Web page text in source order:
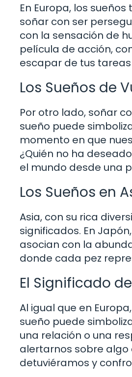
En Europa, los
soñar con ser
con la sensación de
película de acción,
escapar de tus
Los Sueños de
Por otro lado, soñar
sueño puede
momento en que
¿Quién no ha
el mundo desde una
Los Sueños en
Asia, con su rica
significados. En
asocian con la
donde cada pez
El Significado
Al igual que en
sueño puede
una relación o una
alertarnos sobre algo
detuviéramos y